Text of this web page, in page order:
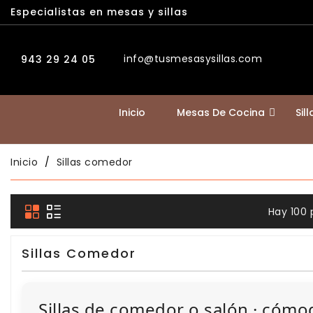
Especialistas en mesas y sillas
943 29 24 05 info@tusmesasysillas.com
Inicio Mesas De Cocina
Inicio Sillas comedor
Hay 100
Sillas Comedor